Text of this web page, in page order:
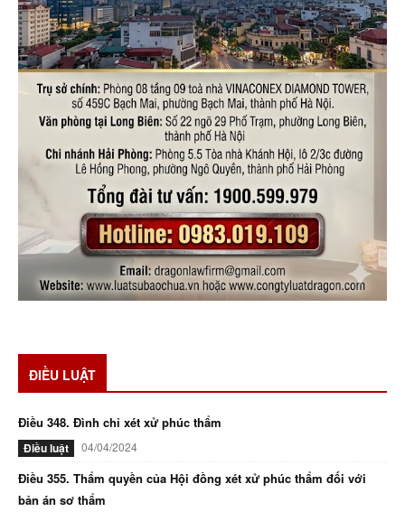
ĐIỀU LUẬT
Điều 348. Đình chỉ xét xử phúc thẩm
Điều luật 04/04/2024
Điều 355. Thẩm quyền của Hội đồng xét xử phúc thẩm đối với
bản án sơ thẩm